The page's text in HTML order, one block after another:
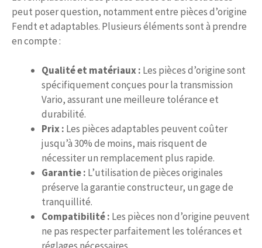
peut poser question, notamment entre pièces d’origine
Fendt et adaptables. Plusieurs éléments sont à prendre
en compte :
Qualité et matériaux : Les pièces d’origine sont
spécifiquement conçues pour la transmission
Vario, assurant une meilleure tolérance et
durabilité.
Prix : Les pièces adaptables peuvent coûter
jusqu’à 30% de moins, mais risquent de
nécessiter un remplacement plus rapide.
Garantie : L’utilisation de pièces originales
préserve la garantie constructeur, un gage de
tranquillité.
Compatibilité : Les pièces non d’origine peuvent
ne pas respecter parfaitement les tolérances et